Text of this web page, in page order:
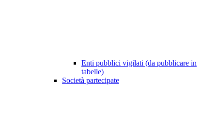
Enti pubblici vigilati (da pubblicare in
tabelle)
Società partecipate